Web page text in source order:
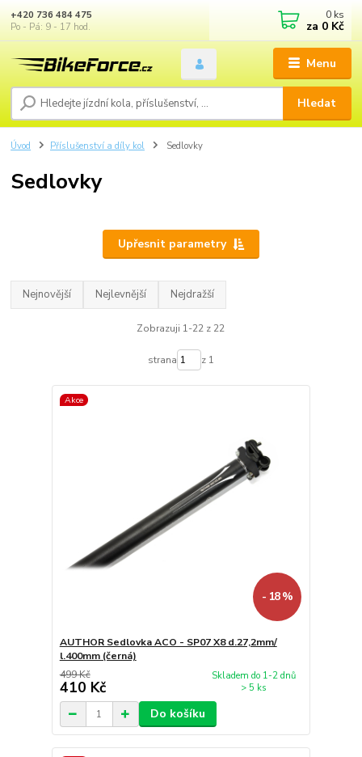
Menu
Hledat
+420 736 484 475
Po - Pá: 9 - 17 hod.
0 ks
za 0 Kč
Úvod Příslušenství a díly kol Sedlovky
Sedlovky
Upřesnit parametry
Nejnovější Nejlevnější Nejdražší
Zobrazuji 1-22 z 22
strana z 1
Akce
- 18 %
AUTHOR Sedlovka ACO - SP07 X8 d.27,2mm/
l.400mm (černá)
499 Kč
410 Kč
Skladem do 1-2 dnů
> 5 ks
Do košíku